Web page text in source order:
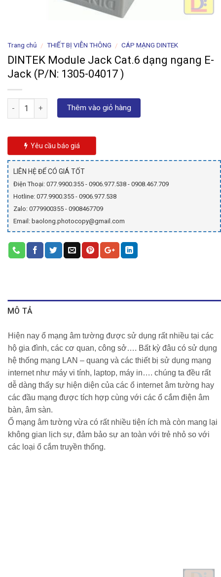
Trang chủ / THIẾT BỊ VIỄN THÔNG / CÁP MẠNG DINTEK
DINTEK Module Jack Cat.6 dạng ngang E-
Jack (P/N: 1305-04017 )
Số lượng Thêm vào giỏ hàng
Yêu cầu báo giá
LIÊN HỆ ĐỂ CÓ GIÁ TỐT
Điện Thoại: 077.9900.355 - 0906.977.538 - 0908.467.709
Hotline: 077.9900.355 - 0906.977.538
Zalo: 0779900355 - 0908467709
Email: baolong.photocopy@gmail.com
MÔ TẢ
Hiện nay ổ mạng âm tường được sử dụng rất nhiều tại các
hộ gia đình, các cơ quan, công sở…. Bất kỳ đâu có sử dụng
hệ thống mạng LAN – quang và các thiết bị sử dụng mạng
internet như máy vi tính, laptop, máy in…. chúng ta đều rất
dễ dàng thấy sự hiện diện của các ổ internet âm tường hay
các đầu mạng được tích hợp cùng với các ổ cắm điện âm
bàn, âm sàn.
Ổ mạng âm tường vừa có rất nhiều tiện ích mà còn mang lại
không gian lịch sự, đảm bảo sự an toàn với trẻ nhỏ so với
các loại ổ cắm truyền thống.